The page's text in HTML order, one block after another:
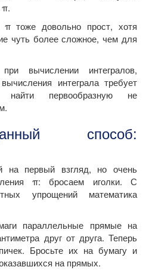
π.
тоже довольно прост, хотя
чуть более сложное, чем для
вычислении интегралов,
интеграла требует
первообразную не
способ:
на первый взгляд, но очень
π: бросаем иголки. С
упрощений математика
параллельные прямые на
друг от друга. Теперь
Бросьте их на бумагу и
на прямых.